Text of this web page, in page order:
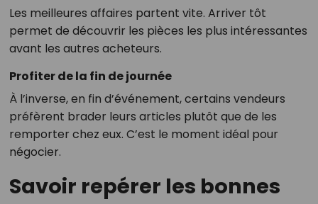
Les meilleures affaires partent vite. Arriver tôt
permet de découvrir les pièces les plus intéressantes
avant les autres acheteurs.
Profiter de la fin de journée
À l’inverse, en fin d’événement, certains vendeurs
préfèrent brader leurs articles plutôt que de les
remporter chez eux. C’est le moment idéal pour
négocier.
Savoir repérer les bonnes